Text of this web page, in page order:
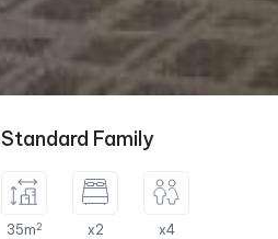
Standard Family
35m2 x2 x4